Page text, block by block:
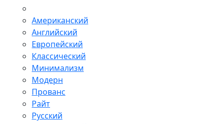
Американский
Английский
Европейский
Классический
Минимализм
Модерн
Прованс
Райт
Русский